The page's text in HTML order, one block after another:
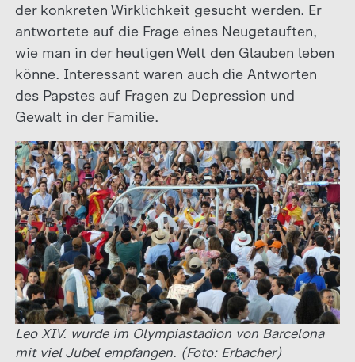
der konkreten Wirklichkeit gesucht werden. Er
antwortete auf die Frage eines Neugetauften,
wie man in der heutigen Welt den Glauben leben
könne. Interessant waren auch die Antworten
des Papstes auf Fragen zu Depression und
Gewalt in der Familie.
Leo XIV. wurde im Olympiastadion von Barcelona
mit viel Jubel empfangen. (Foto: Erbacher)